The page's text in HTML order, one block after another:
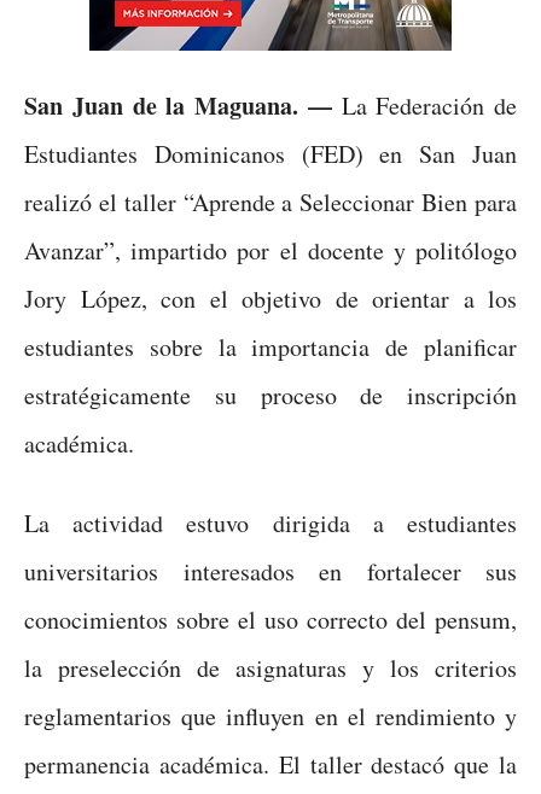
San Juan de la Maguana. —La Federación de
Estudiantes Dominicanos (FED) en San Juan
realizó el taller “Aprende a Seleccionar Bien para
Avanzar”, impartido por el docente y politólogo
Jory López, con el objetivo de orientar a los
estudiantes sobre la importancia de planificar
estratégicamente su proceso de inscripción
académica.
La actividad estuvo dirigida a estudiantes
universitarios interesados en fortalecer sus
conocimientos sobre el uso correcto del pensum,
la preselección de asignaturas y los criterios
reglamentarios que influyen en el rendimiento y
permanencia académica. El taller destacó que la